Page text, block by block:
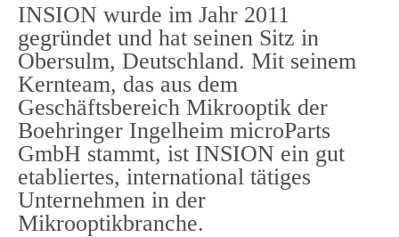
INSION wurde im Jahr 2011
gegründet und hat seinen Sitz in
Obersulm, Deutschland. Mit seinem
Kernteam, das aus dem
Geschäftsbereich Mikrooptik der
Boehringer Ingelheim microParts
GmbH stammt, ist INSION ein gut
etabliertes, international tätiges
Unternehmen in der
Mikrooptikbranche.